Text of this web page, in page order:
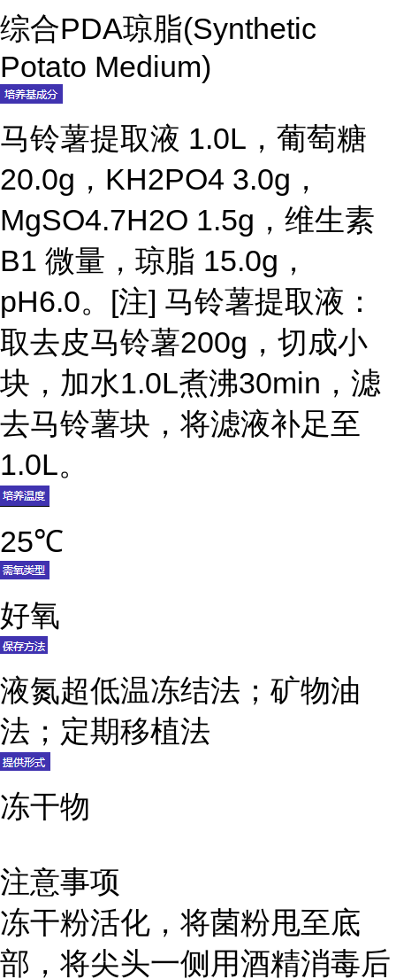
综合PDA琼脂(Synthetic
Potato Medium)
马铃薯提取液 1.0L，葡萄糖
20.0g，KH2PO4 3.0g，
MgSO4.7H2O 1.5g，维生素
B1 微量，琼脂 15.0g，
pH6.0。[注] 马铃薯提取液：
取去皮马铃薯200g，切成小
块，加水1.0L煮沸30min，滤
去马铃薯块，将滤液补足至
1.0L。
25℃
好氧
液氮超低温冻结法；矿物油
法；定期移植法
冻干物
注意事项
冻干粉活化，将菌粉甩至底
部，将尖头一侧用酒精消毒后